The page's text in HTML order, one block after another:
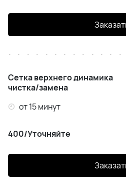
Сетка верхнего динамика
чистка/замена
от 15 минут
400/Уточняйте